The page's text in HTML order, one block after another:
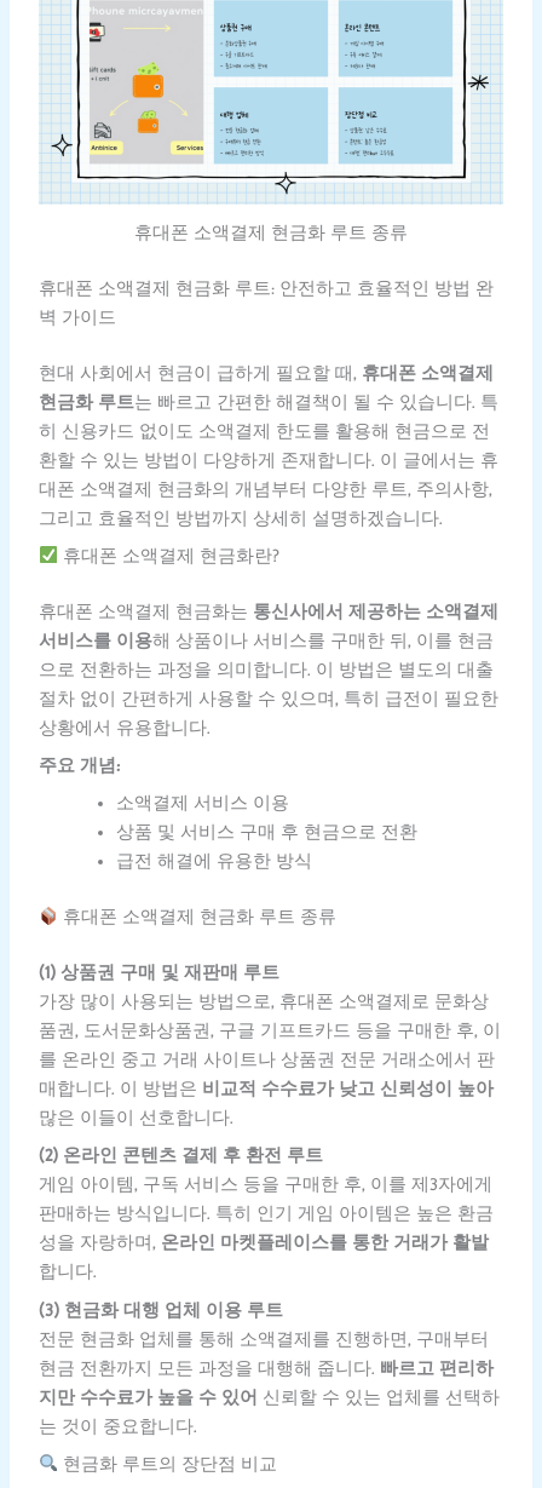
휴대폰 소액결제 현금화 루트 종류
휴대폰 소액결제 현금화 루트: 안전하고 효율적인 방법 완
벽 가이드
현대 사회에서 현금이 급하게 필요할 때, 휴대폰 소액결제
현금화 루트는 빠르고 간편한 해결책이 될 수 있습니다. 특
히 신용카드 없이도 소액결제 한도를 활용해 현금으로 전
환할 수 있는 방법이 다양하게 존재합니다. 이 글에서는 휴
대폰 소액결제 현금화의 개념부터 다양한 루트, 주의사항,
그리고 효율적인 방법까지 상세히 설명하겠습니다.
휴대폰 소액결제 현금화란?
휴대폰 소액결제 현금화는 통신사에서 제공하는 소액결제
서비스를 이용해 상품이나 서비스를 구매한 뒤, 이를 현금
으로 전환하는 과정을 의미합니다. 이 방법은 별도의 대출
절차 없이 간편하게 사용할 수 있으며, 특히 급전이 필요한
상황에서 유용합니다.
주요 개념:
소액결제 서비스 이용
상품 및 서비스 구매 후 현금으로 전환
급전 해결에 유용한 방식
휴대폰 소액결제 현금화 루트 종류
(1) 상품권 구매 및 재판매 루트
가장 많이 사용되는 방법으로, 휴대폰 소액결제로 문화상
품권, 도서문화상품권, 구글 기프트카드 등을 구매한 후, 이
를 온라인 중고 거래 사이트나 상품권 전문 거래소에서 판
매합니다. 이 방법은 비교적 수수료가 낮고 신뢰성이 높아
많은 이들이 선호합니다.
(2) 온라인 콘텐츠 결제 후 환전 루트
게임 아이템, 구독 서비스 등을 구매한 후, 이를 제3자에게
판매하는 방식입니다. 특히 인기 게임 아이템은 높은 환금
성을 자랑하며, 온라인 마켓플레이스를 통한 거래가 활발
합니다.
(3) 현금화 대행 업체 이용 루트
전문 현금화 업체를 통해 소액결제를 진행하면, 구매부터
현금 전환까지 모든 과정을 대행해 줍니다. 빠르고 편리하
지만 수수료가 높을 수 있어 신뢰할 수 있는 업체를 선택하
는 것이 중요합니다.
현금화 루트의 장단점 비교